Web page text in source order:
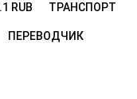
RUB ТРАНСПОРТ
ПЕРЕВОДЧИК